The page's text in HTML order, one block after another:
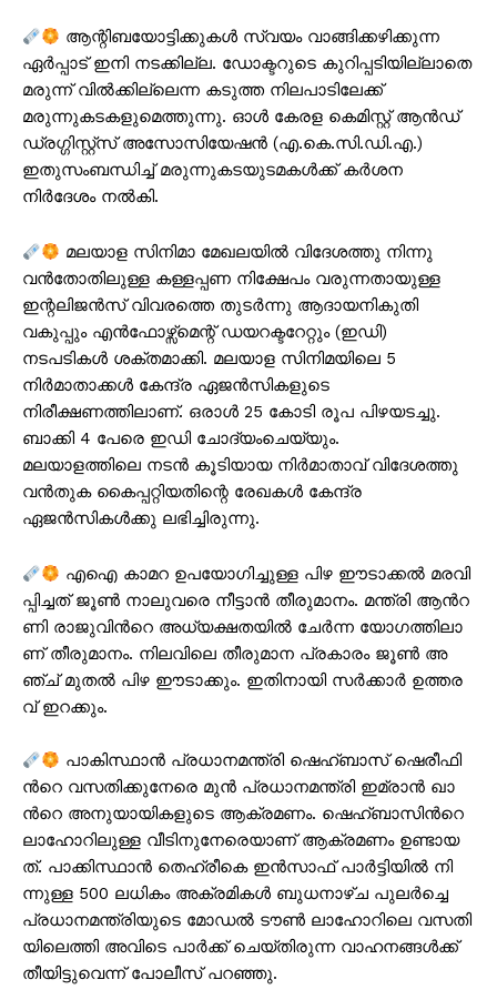
ആന്റിബയോട്ടിക്കുകൾ സ്വയം വാങ്ങിക്കഴിക്കുന്ന
ഏർപ്പാട് ഇനി നടക്കില്ല. ഡോക്ടറുടെ കുറിപ്പടിയില്ലാതെ
മരുന്ന് വിൽക്കില്ലെന്ന കടുത്ത നിലപാടിലേക്ക്
മരുന്നുകടകളുമെത്തുന്നു. ഓൾ കേരള കെമിസ്റ്റ് ആൻഡ്
ഡ്രഗ്ഗിസ്റ്റ്സ് അസോസിയേഷൻ (എ.കെ.സി.ഡി.എ.)
ഇതുസംബന്ധിച്ച് മരുന്നുകടയുടമകൾക്ക് കർശന
നിർദേശം നൽകി.
മലയാള സിനിമാ മേഖലയിൽ വിദേശത്തു നിന്നു
വൻതോതിലുള്ള കള്ളപ്പണ നിക്ഷേപം വരുന്നതായുള്ള
ഇന്റലിജൻസ് വിവരത്തെ തുടർന്നു ആദായനികുതി
വകുപ്പും എൻഫോഴ്സ്മെന്റ് ഡയറക്ടറേറ്റും (ഇഡി)
നടപടികൾ ശക്തമാക്കി. മലയാള സിനിമയിലെ 5
നിർമാതാക്കൾ കേന്ദ്ര ഏജൻസികളുടെ
നിരീക്ഷണത്തിലാണ്. ഒരാൾ 25 കോടി രൂപ പിഴയടച്ചു.
ബാക്കി 4 പേരെ ഇഡി ചോദ്യംചെയ്യും.
മലയാളത്തിലെ നടൻ കൂടിയായ നിർമാതാവ് വിദേശത്തു
വൻതുക കൈപ്പറ്റിയതിന്റെ രേഖകൾ കേന്ദ്ര
ഏജൻസികൾക്കു ലഭിച്ചിരുന്നു.
എ​ഐ കാ​മ​റ ഉ​പ​യോ​ഗി​ച്ചു​ള്ള പി​ഴ ഈ​ടാ​ക്ക​ൽ മ​ര​വി​
പ്പി​ച്ച​ത് ജൂ​ണ്‍ നാ​ലു​വ​രെ നീ​ട്ടാ​ൻ തീ​രു​മാ​നം. മ​ന്ത്രി ആ​ന്‍റ​
ണി രാ​ജു​വി​ന്‍റെ അ​ധ്യ​ക്ഷ​ത​യി​ൽ ചേ​ർ​ന്ന യോ​ഗ​ത്തി​ലാ​
ണ് തീ​രു​മാ​നം. നി​ല​വി​ലെ തീ​രു​മാ​ന പ്ര​കാ​രം ജൂ​ണ്‍ അ​
ഞ്ച് മു​ത​ൽ പി​ഴ ഈ​ടാ​ക്കും. ഇ​തി​നാ​യി സ​ർ​ക്കാ​ർ ഉ​ത്ത​ര​
വ് ഇ​റ​ക്കും.
പാ​കി​സ്ഥാ​ൻ പ്ര​ധാ​ന​മ​ന്ത്രി ഷെ​ഹ്ബാ​സ് ഷെ​രീ​ഫി​
ന്‍റെ വ​സ​തി​ക്കു​നേ​രെ മു​ൻ പ്ര​ധാ​ന​മ​ന്ത്രി ഇ​മ്രാ​ന്‍ ഖാ​
ന്‍റെ അ​നു​യാ​യി​ക​ളു​ടെ ആ​ക്ര​മ​ണം. ഷെ​ഹ്ബാ​സി​ന്‍റെ
ലാ​ഹോ​റി​ലു​ള്ള വീ​ടി​നു​നേ​രെ​യാ​ണ് ആ​ക്ര​മ​ണം ഉ​ണ്ടാ​യ​
ത്. പാ​ക്കി​സ്ഥാ​ൻ തെ​ഹ്‌​രീ​കെ ഇ​ൻ​സാ​ഫ് പാ​ർ​ട്ടി​യി​ൽ നി​
ന്നു​ള്ള 500 ല​ധി​കം അ​ക്ര​മി​ക​ൾ ബു​ധ​നാ​ഴ്ച പു​ല​ർ​ച്ചെ
പ്ര​ധാ​ന​മ​ന്ത്രി​യു​ടെ മോ​ഡ​ൽ ടൗ​ൺ ലാ​ഹോ​റി​ലെ വ​സ​തി​
യി​ലെ​ത്തി അ​വി​ടെ പാ​ർ​ക്ക് ചെ​യ്തി​രു​ന്ന വാ​ഹ​ന​ങ്ങ​ൾ​ക്ക്
തീ​യി​ട്ടു​വെ​ന്ന് പോ​ലീ​സ് പ​റ​ഞ്ഞു.